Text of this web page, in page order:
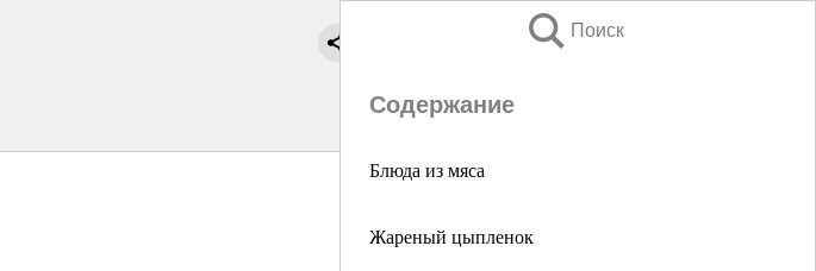
Поиск
Содержание
Блюда из мяса
Жареный цыпленок